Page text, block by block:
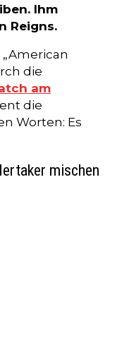
Ihm
Reigns.
die
am
die
Worten: Es
mischen